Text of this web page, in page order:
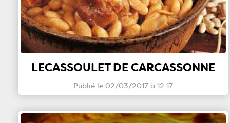
LECASSOULET DE CARCASSONNE
Publié le 02/03/2017 à 12:17